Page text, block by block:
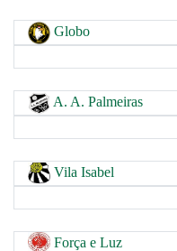
Globo
A. A. Palmeiras
Vila Isabel
Força e Luz